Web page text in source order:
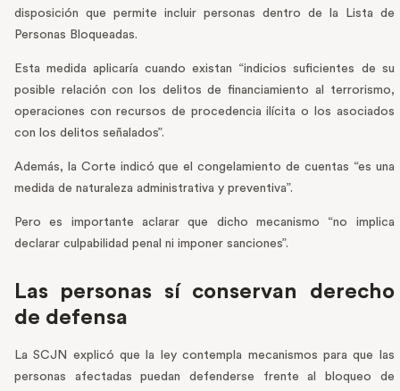
disposición que permite incluir personas dentro de la Lista de
Personas Bloqueadas.
Esta medida aplicaría cuando existan “indicios suficientes de su
posible relación con los delitos de financiamiento al terrorismo,
operaciones con recursos de procedencia ilícita o los asociados
con los delitos señalados”.
Además, la Corte indicó que el congelamiento de cuentas “es una
medida de naturaleza administrativa y preventiva”.
Pero es importante aclarar que dicho mecanismo “no implica
declarar culpabilidad penal ni imponer sanciones”.
Las personas sí conservan derecho
de defensa
La SCJN explicó que la ley contempla mecanismos para que las
personas afectadas puedan defenderse frente al bloqueo de